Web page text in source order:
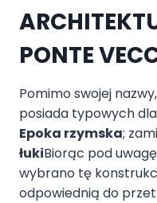
PONTE
Pomimo swojej nazwy,
posiada typowych
Epoka rzymska;
łukiBiorąc pod
wybrano tę
odpowiednią do